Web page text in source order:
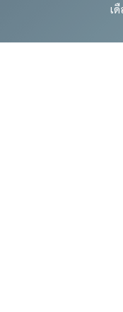
เ